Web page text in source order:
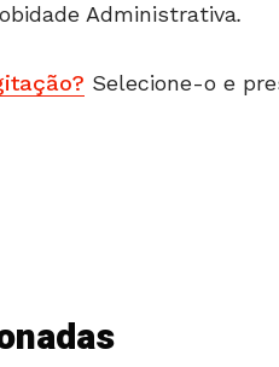
Administrativa.
Selecione-o e